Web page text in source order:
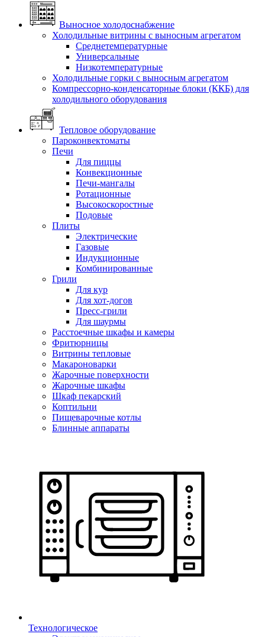
Выносное холодоснабжение
Холодильные витрины с выносным агрегатом
Среднетемпературные
Универсальные
Низкотемпературные
Холодильные горки с выносным агрегатом
Компрессорно-конденсаторные блоки (ККБ) для
холодильного оборудования
Тепловое оборудование
Пароконвектоматы
Печи
Для пиццы
Конвекционные
Печи-мангалы
Ротационные
Высокоскоростные
Подовые
Плиты
Электрические
Газовые
Индукционные
Комбинированные
Грили
Для кур
Для хот-догов
Пресс-грили
Для шаурмы
Расстоечные шкафы и камеры
Фритюрницы
Витрины тепловые
Макароноварки
Жарочные поверхности
Жарочные шкафы
Шкаф пекарский
Коптильни
Пищеварочные котлы
Блинные аппараты
Технологическое